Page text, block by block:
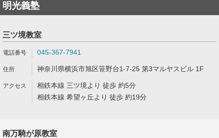
明光義塾
三ツ境教室
045-367-7941
神奈川県横浜市旭区笹野台1-7-25 第3マルヤスビル 1F
相鉄本線 三ツ境より 徒歩 約5分
相鉄本線 希望ヶ丘より 徒歩 約19分
南万騎が原教室